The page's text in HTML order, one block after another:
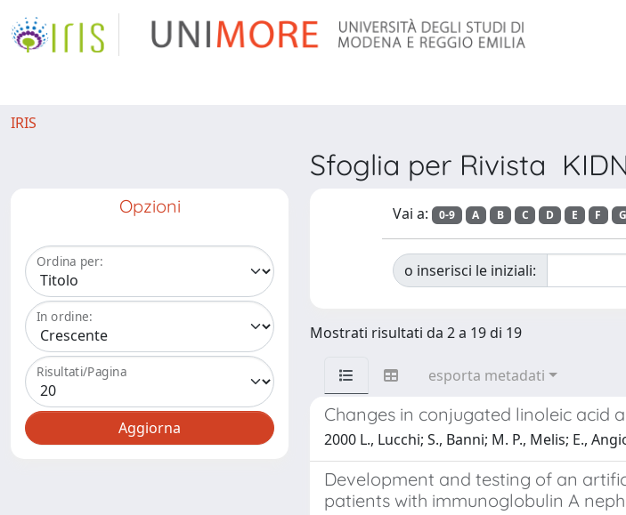
IRIS
Sfoglia per Rivista
Opzioni
Ordina per:
In ordine:
Risultati/Pagina
Vai a: 0-9 A B C D E F G
o inserisci le iniziali:
Mostrati risultati da 2 a 19 di 19
esporta metadati
Changes in conjugated linoleic acid
2000 L., Lucchi; S., Banni; M. P., Melis; E.,
Development and testing of an
patients with immunoglobulin A